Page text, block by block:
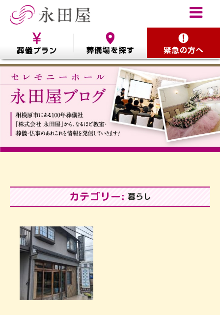
カテゴリー: 暮らし